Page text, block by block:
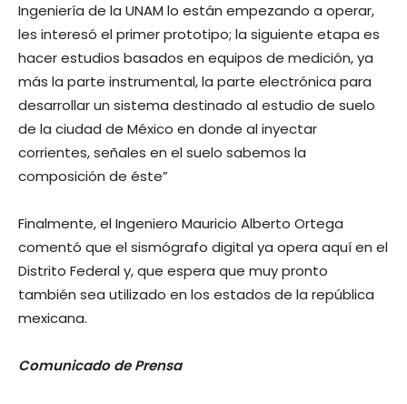
Ingeniería de la UNAM lo están empezando a operar,
les interesó el primer prototipo; la siguiente etapa es
hacer estudios basados en equipos de medición, ya
más la parte instrumental, la parte electrónica para
desarrollar un sistema destinado al estudio de suelo
de la ciudad de México en donde al inyectar
corrientes, señales en el suelo sabemos la
composición de éste”
Finalmente, el Ingeniero Mauricio Alberto Ortega
comentó que el sismógrafo digital ya opera aquí en el
Distrito Federal y, que espera que muy pronto
también sea utilizado en los estados de la república
mexicana.
Comunicado de Prensa